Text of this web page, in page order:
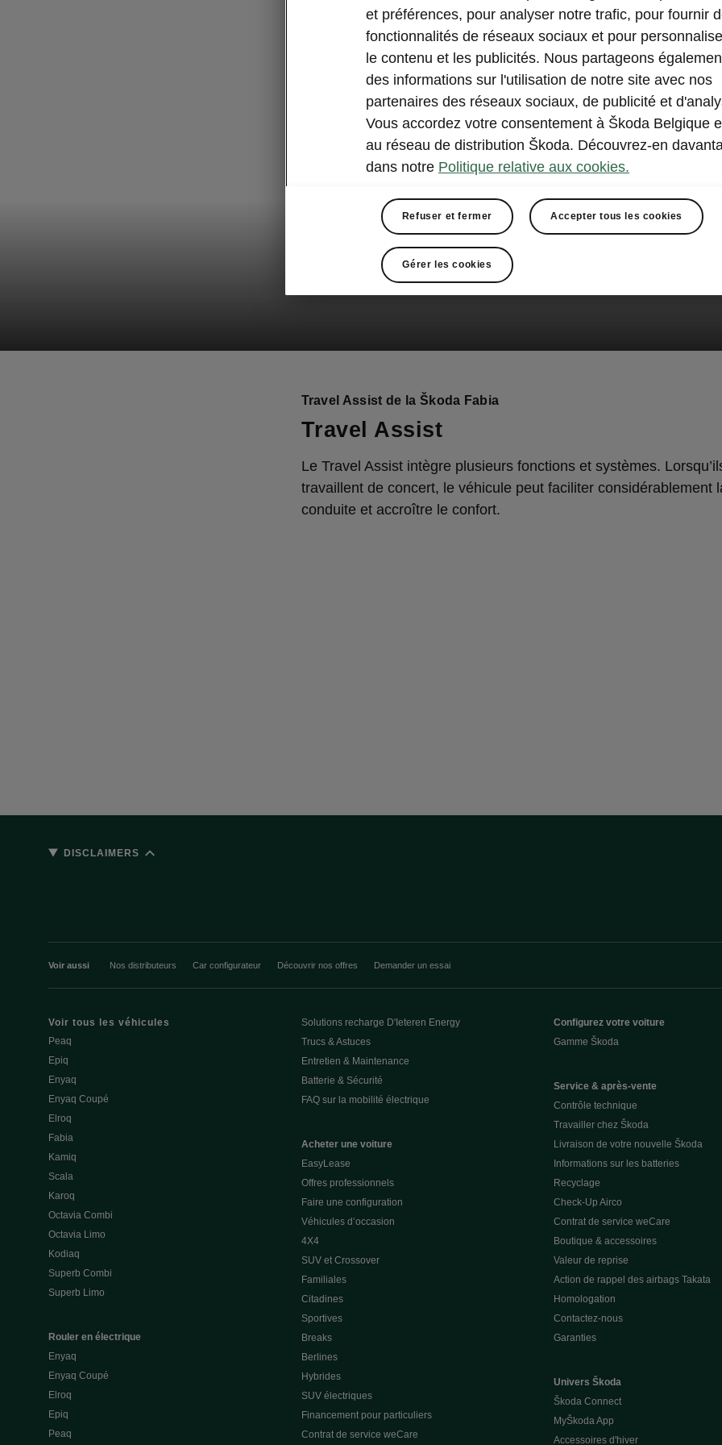
Travel Assist de la Škoda Fabia
Travel Assist
Le Travel Assist intègre plusieurs fonctions et systèmes.
travaillent de concert, le véhicule peut faciliter considérablement
conduite et accroître le confort.
DISCLAIMERS
Voir aussi Nos distributeurs Car configurateur Découvrir nos offres Demander un essai
Voir tous les véhicules
Peaq
Epiq
Enyaq
Enyaq Coupé
Elroq
Fabia
Kamiq
Scala
Karoq
Octavia Combi
Octavia Limo
Kodiaq
Superb Combi
Superb Limo
Rouler en électrique
Enyaq
Enyaq Coupé
Elroq
Epiq
Peaq
Solutions recharge D'Ieteren Energy
Trucs & Astuces
Entretien & Maintenance
Batterie & Sécurité
FAQ sur la mobilité électrique
Acheter une voiture
EasyLease
Offres professionnels
Faire une configuration
Véhicules d’occasion
4X4
SUV et Crossover
Familiales
Citadines
Sportives
Breaks
Berlines
Hybrides
SUV électriques
Financement pour particuliers
Contrat de service weCare
Configurez votre voiture
Gamme Škoda
Service & après-vente
Contrôle technique
Travailler chez Škoda
Livraison de votre nouvelle Škoda
Informations sur les batteries
Recyclage
Check-Up Airco
Contrat de service weCare
Boutique & accessoires
Valeur de reprise
Action de rappel des airbags Takata
Homologation
Contactez-nous
Garanties
Univers Škoda
Škoda Connect
MyŠkoda App
Accessoires d'hiver
et préférences, pour analyser notre trafic, pour fournir
fonctionnalités de réseaux sociaux et pour
le contenu et les publicités. Nous partageons
des informations sur l'utilisation de notre site avec nos
partenaires des réseaux sociaux, de publicité et
Vous accordez votre consentement à Škoda Belgique
au réseau de distribution Škoda. Découvrez-en
dans notre Politique relative aux cookies.
Refuser et fermer Accepter tous les cookies
Gérer les cookies